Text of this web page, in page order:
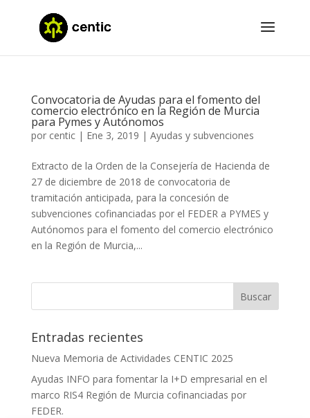
Convocatoria de Ayudas para el fomento del
comercio electrónico en la Región de Murcia
para Pymes y Autónomos
por centic| Ene 3, 2019 | Ayudas y subvenciones
Extracto de la Orden de la Consejería de Hacienda de
27 de diciembre de 2018 de convocatoria de
tramitación anticipada, para la concesión de
subvenciones cofinanciadas por el FEDER a PYMES y
Autónomos para el fomento del comercio electrónico
en la Región de Murcia,...
Entradas recientes
Nueva Memoria de Actividades CENTIC 2025
Ayudas INFO para fomentar la I+D empresarial en el
marco RIS4 Región de Murcia cofinanciadas por
FEDER.